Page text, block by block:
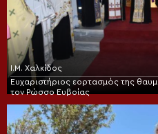
Ι.Μ. Χαλκίδος
Ευχαριστήριος εορτασμός της
τον Ρώσσο Ευβοίας